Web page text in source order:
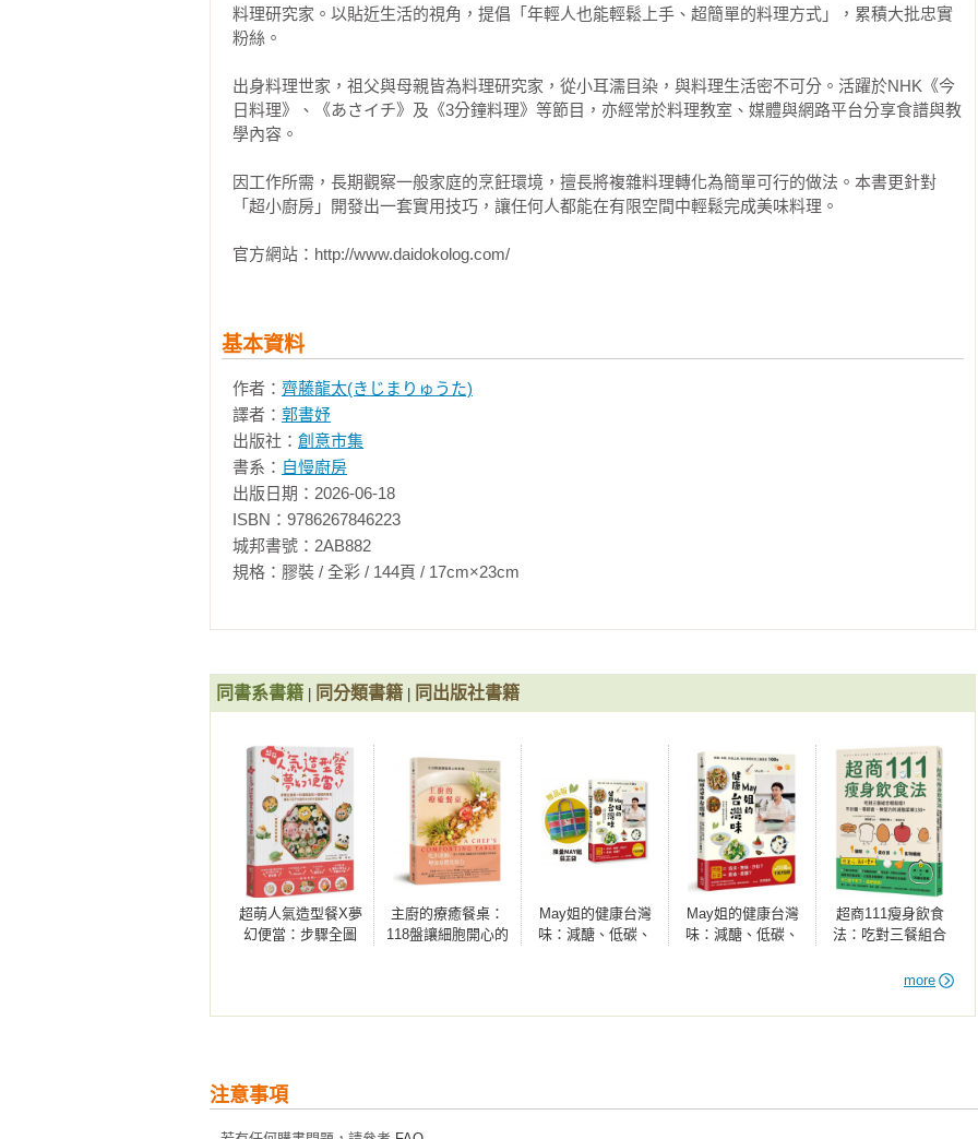
拌拌炒炒薑汁燒肉
吃起來根本是塔塔醬！免油炸的香煎南蠻雞
半煎炸千層豬排
神速！馬鈴薯燉肉
電鍋版韓式蔘雞湯
微波鮮蔬燒賣
輕鬆上手炒蔬菜
小廚房也能烹煮出道地的青椒肉絲
電子鍋版法式香腸燉菜
微波版鮭魚起司鏘鏘燒
免切免剁的回鍋鯖魚罐頭
蝦仁版半煎炸蝦
無麵粉的韓式煎餅風煎蛋
零失敗的鬆軟韭菜炒蛋
鍋子就是調理碗！省空間冷涮豬肉沙拉
滿滿大塊蔬菜的下飯豬肉味噌湯
【專欄 1】 3分鐘就能完成的小菜
肉山肉海炙燒牛肉蓋飯
電子鍋版海南雞飯
家常版蟹肉棒天津蓋飯
牛丼風味炊飯
一人份日式牛肉燴飯
特價生魚片拼盤之芝麻醬醃魚蓋飯
一鍋到底的蕃茄肉醬義大利麵
單鍋出極品之奶油義大利麵
素麵版義式蕃茄冷麵
微波版什錦燴炒麵
復活咒語Sopa de Ajo！西班牙麵包香蒜湯
【第４章】同步完成２道菜！在極小廚房做套餐篇
料理研究家。以貼近生活的視角，提倡「年輕人也能輕鬆上手、超簡單的料理方式」，累積大批忠實
粉絲。
出身料理世家，祖父與母親皆為料理研究家，從小耳濡目染，與料理生活密不可分。活躍於NHK《今
日料理》、《あさイチ》及《3分鐘料理》等節目，亦經常於料理教室、媒體與網路平台分享食譜與教
學內容。
因工作所需，長期觀察一般家庭的烹飪環境，擅長將複雜料理轉化為簡單可行的做法。本書更針對
「超小廚房」開發出一套實用技巧，讓任何人都能在有限空間中輕鬆完成美味料理。
官方網站：http://www.daidokolog.com/
基本資料
作者： 齊藤龍太(きじまりゅうた)
譯者： 郭書妤
出版社： 創意市集
書系： 自慢廚房
出版日期：2026-06-18
ISBN：9786267846223
城邦書號：2AB882
規格：膠裝 / 全彩 / 144頁 / 17cm×23cm
同書系書籍 同分類書籍 同出版社書籍
超萌人氣造型餐X夢
幻便當：步驟全圖
可愛食譜110+【隨
主廚的療癒餐桌：
118盤讓細胞開心的
May姐的健康台灣
味：減醣、低碳、
May姐的健康台灣
味：減醣、低碳、
超商111瘦身飲食
法：吃對三餐組合
零節食、無壓力的
more
注意事項